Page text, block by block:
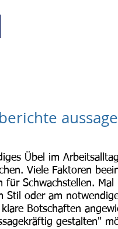
Übel im
Viele Faktoren
für Schwachstellen.
Stil oder am
Botschaften
gestalten"